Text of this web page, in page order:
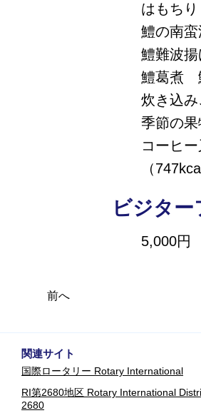
はもち
鱧の南
鱧難波揚
鱧葛煮
炊き込
季節の果
コーヒ
（
ビジター
5,000円
前へ
​関連サイト
​国際ロータリー Rotary International
RI第2680地区 Rotary International
2680